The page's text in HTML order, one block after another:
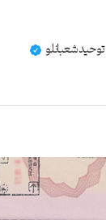
نام
توحید شعبانلو